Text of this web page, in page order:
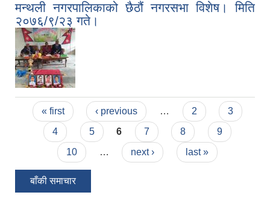
मन्थली नगरपालिकाको छैठौं नगरसभा विशेष। मिति
२०७६/९/२३ गते।
Pages
« first ‹ previous … 2
3
4
5 6 7 8
9
10
… next › last »
बाँकी समाचार